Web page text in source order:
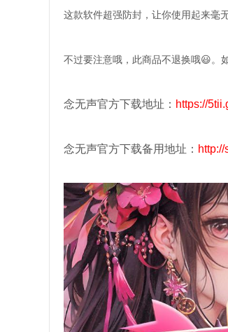
这款软件超强防封，让你使用起来毫
不过要注意哦，此商品不退换哦😃。
念无声官方下载地址： https://
念无声官方下载备用地址：